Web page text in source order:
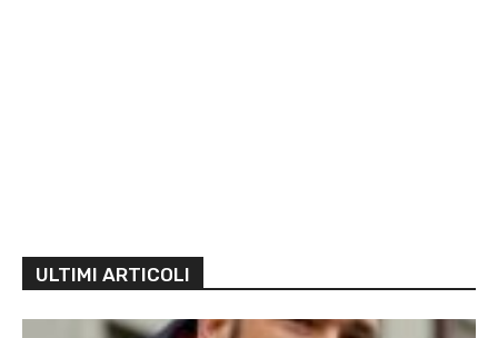
ULTIMI ARTICOLI